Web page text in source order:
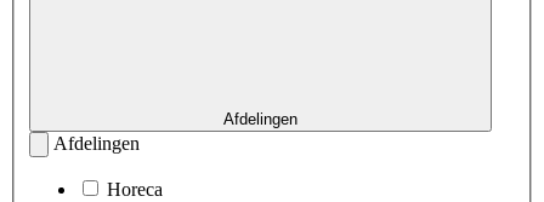
Afdelingen
Afdelingen
Horeca